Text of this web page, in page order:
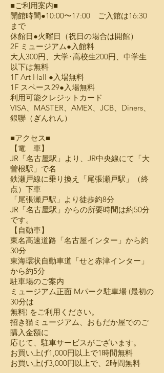
■ご利用案内■
開館時間●10:00〜17:00 ご入館は16:30
まで
休館日●火曜日（祝日の場合は開館）
2F ミュージアム●入館料
大人300円、大学･高校生200円、中学生
以下は無料
1F Art Hall ●入場無料
1F スペース29●入場無料
利用可能クレジットカード
VISA、MASTER、AMEX、JCB、Diners、
銀聯（ぎんれん）
■アクセス■
【電 車】
JR「名古屋駅」より、JR中央線にて「大
曽根駅」で名
鉄瀬戸線に乗り換え「尾張瀬戸駅」（終
点）下車
「尾張瀬戸駅」より徒歩約8分
JR「名古屋駅」からの所要時間は約50分
です。
【自動車】
東名高速道路「名古屋インター」から約
30分
東海環状自動車道「せと赤津インター」
から約5分
駐車場のご案内
ミュージアム正面 Mパーク駐車場 (最初の
30分は
無料) をご利用ください。
招き猫ミュージアム、おもだか屋でのご
購入金額に
応じて、駐車サービスがございます。
お買い上げ1,000円以上で1時間無料
お買い上げ3,000円以上で、2時間無料